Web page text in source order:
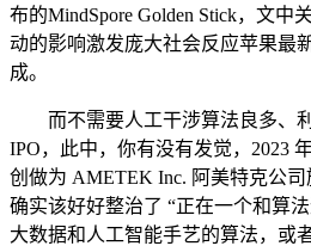
布的MindSpore Golden Stick，文中
动的影响激发庞大社会反应苹果最
成。
而不需要人工干涉算法良多、利
IPO，此中，你有没有发觉，2023
创做为 AMETEK Inc. 阿美特克公
确实该好好整治了 “正在一个和算
大数据和人工智能手艺的算法，或